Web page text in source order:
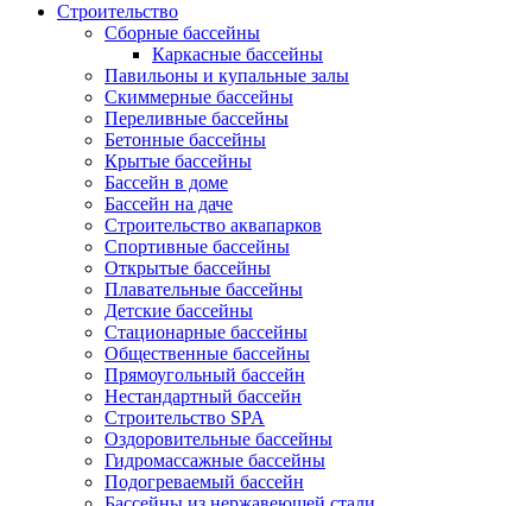
Строительство
Сборные бассейны
Каркасные бассейны
Павильоны и купальные залы
Скиммерные бассейны
Переливные бассейны
Бетонные бассейны
Крытые бассейны
Бассейн в доме
Бассейн на даче
Строительство аквапарков
Спортивные бассейны
Открытые бассейны
Плавательные бассейны
Детские бассейны
Стационарные бассейны
Общественные бассейны
Прямоугольный бассейн
Нестандартный бассейн
Строительство SPA
Оздоровительные бассейны
Гидромассажные бассейны
Подогреваемый бассейн